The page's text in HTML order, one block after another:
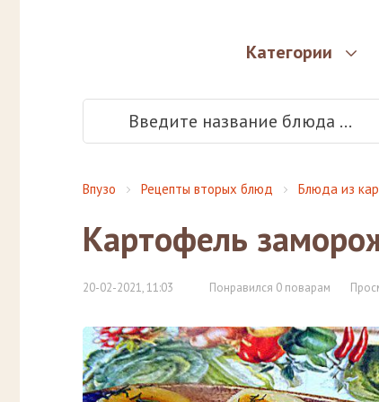
Категории
Впузо Рецепты вторых блюд Блюда из
Картофель
20-02-2021, 11:03 Понравился 0 поварам